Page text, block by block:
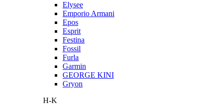
Elysee
Emporio Armani
Epos
Esprit
Festina
Fossil
Furla
Garmin
GEORGE KINI
Gryon
H-K